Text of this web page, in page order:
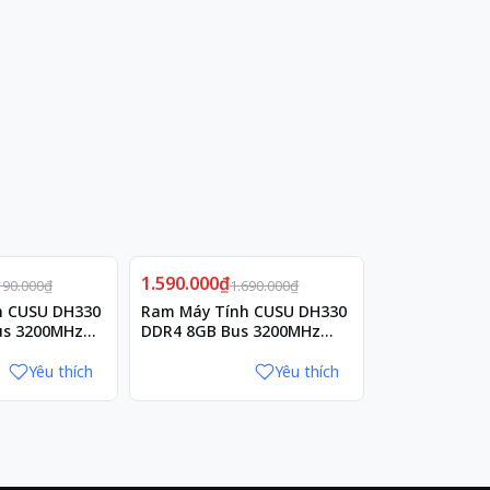
DH330
3200MHz
Yêu thích
Giảm6%
1.590.000₫1.690.000₫
Ram Máy Tính CUSU DH330
DDR4 8GB Bus 3200MHz
Yêu thích